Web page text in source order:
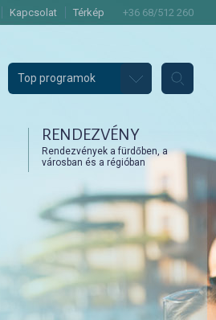
Kapcsolat Térkép +36 68/512 260
Top programok
RENDEZVÉNY
Rendezvények a fürdőben, a
városban és a régióban